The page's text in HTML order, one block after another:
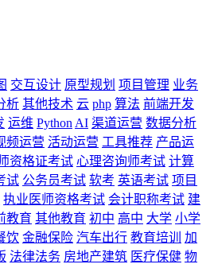
交互设计 原型规划 项目管理 业务
析 其他技术 云 php 算法 前端开发
运维 Python AI 渠道运营 数据分析
频运营 活动运营 工具推荐 产品运
资格证考试 心理咨询师考试 计算
试 公务员考试 软考 英语考试 项目
执业医师资格考试 会计职称考试 建
教育 其他教育 初中 高中 大学 小学
饮 金融保险 汽车出行 教育培训
加
法律法务 房地产建筑 医疗保健 物